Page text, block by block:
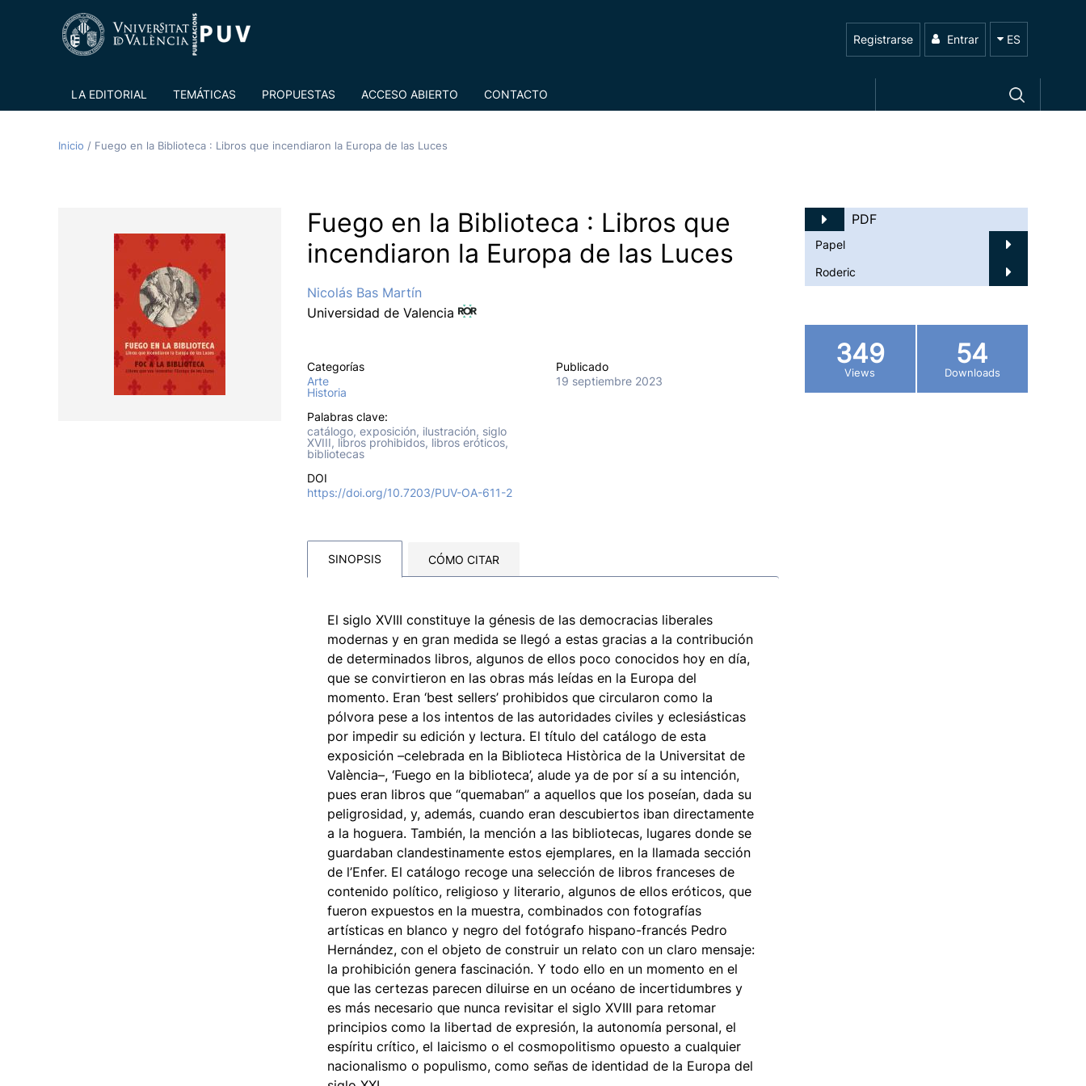
Registrarse Entrar ES
LA EDITORIAL TEMÁTICAS PROPUESTAS ACCESO ABIERTO CONTACTO
Inicio / Fuego en la Biblioteca : Libros que incendiaron la Europa de las Luces
Fuego en la Biblioteca : Libros que
incendiaron la Europa de las Luces
Nicolás Bas Martín
Universidad de Valencia
Categorías
Arte
Historia
Palabras clave:
catálogo, exposición, ilustración, siglo
XVIII, libros prohibidos, libros eróticos,
bibliotecas
DOI
https://doi.org/10.7203/PUV-OA-611-2
Publicado
19 septiembre 2023
SINOPSIS CÓMO CITAR
El siglo XVIII constituye la génesis de las democracias liberales
modernas y en gran medida se llegó a estas gracias a la contribución
de determinados libros, algunos de ellos poco conocidos hoy en día,
que se convirtieron en las obras más leídas en la Europa del
momento. Eran ‘best sellers’ prohibidos que circularon como la
pólvora pese a los intentos de las autoridades civiles y eclesiásticas
por impedir su edición y lectura. El título del catálogo de esta
exposición –celebrada en la Biblioteca Històrica de la Universitat de
València–, ‘Fuego en la biblioteca’, alude ya de por sí a su intención,
pues eran libros que “quemaban” a aquellos que los poseían, dada su
peligrosidad, y, además, cuando eran descubiertos iban directamente
a la hoguera. También, la mención a las bibliotecas, lugares donde se
guardaban clandestinamente estos ejemplares, en la llamada sección
de l’Enfer. El catálogo recoge una selección de libros franceses de
contenido político, religioso y literario, algunos de ellos eróticos, que
fueron expuestos en la muestra, combinados con fotografías
artísticas en blanco y negro del fotógrafo hispano-francés Pedro
Hernández, con el objeto de construir un relato con un claro mensaje:
la prohibición genera fascinación. Y todo ello en un momento en el
que las certezas parecen diluirse en un océano de incertidumbres y
es más necesario que nunca revisitar el siglo XVIII para retomar
principios como la libertad de expresión, la autonomía personal, el
espíritu crítico, el laicismo o el cosmopolitismo opuesto a cualquier
nacionalismo o populismo, como señas de identidad de la Europa del
PDF
Papel
Roderic
349
Views
54
Downloads